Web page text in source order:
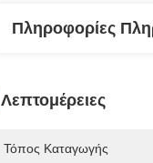
Πληροφορίες
Λεπτομέρειες
Τόπος Καταγωγής